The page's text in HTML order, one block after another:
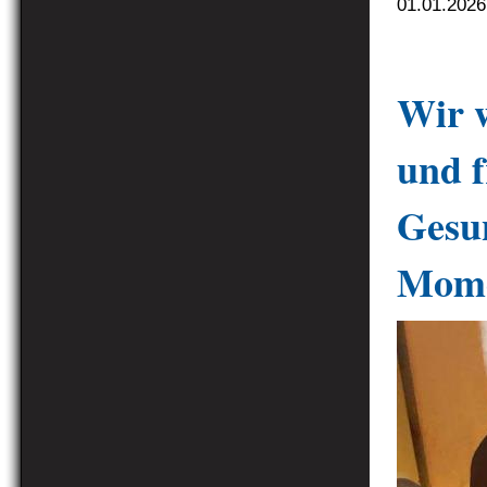
01.01.2026
Wir
und